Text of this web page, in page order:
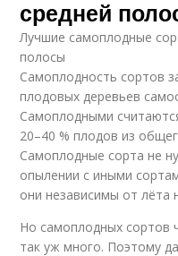
средней
Лучшие самоплодные
полосы
Самоплодность сортов
плодовых деревьев
Самоплодными
20–40 % плодов из
Самоплодные сорта не
опылении с иными
они независимы от лёта
Но самоплодных сортов
так уж много. Поэтому